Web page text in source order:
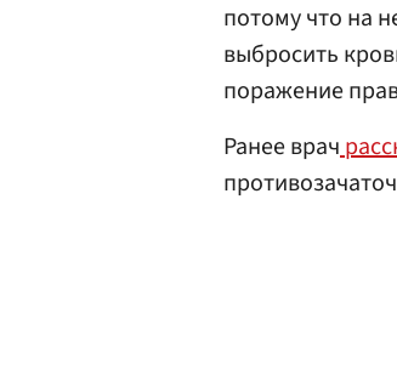
потому что на
выбросить
поражение
Ранее врач